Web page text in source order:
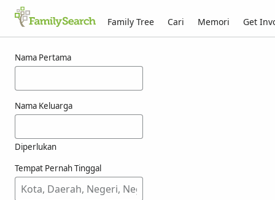
Family Tree Cari Memori Get
Nama Pertama
Nama Keluarga
Diperlukan
Tempat Pernah Tinggal